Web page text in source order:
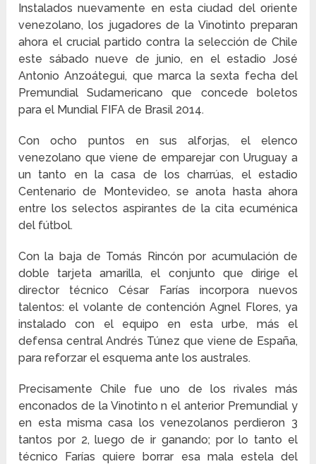
Instalados nuevamente en esta ciudad del oriente
venezolano, los jugadores de la Vinotinto preparan
ahora el crucial partido contra la selección de Chile
este sábado nueve de junio, en el estadio José
Antonio Anzoátegui, que marca la sexta fecha del
Premundial Sudamericano que concede boletos
para el Mundial FIFA de Brasil 2014.
Con ocho puntos en sus alforjas, el elenco
venezolano que viene de emparejar con Uruguay a
un tanto en la casa de los charrúas, el estadio
Centenario de Montevideo, se anota hasta ahora
entre los selectos aspirantes de la cita ecuménica
del fútbol.
Con la baja de Tomás Rincón por acumulación de
doble tarjeta amarilla, el conjunto que dirige el
director técnico César Farías incorpora nuevos
talentos: el volante de contención Agnel Flores, ya
instalado con el equipo en esta urbe, más el
defensa central Andrés Túnez que viene de España,
para reforzar el esquema ante los australes.
Precisamente Chile fue uno de los rivales más
enconados de la Vinotinto n el anterior Premundial y
en esta misma casa los venezolanos perdieron 3
tantos por 2, luego de ir ganando; por lo tanto el
técnico Farías quiere borrar esa mala estela del